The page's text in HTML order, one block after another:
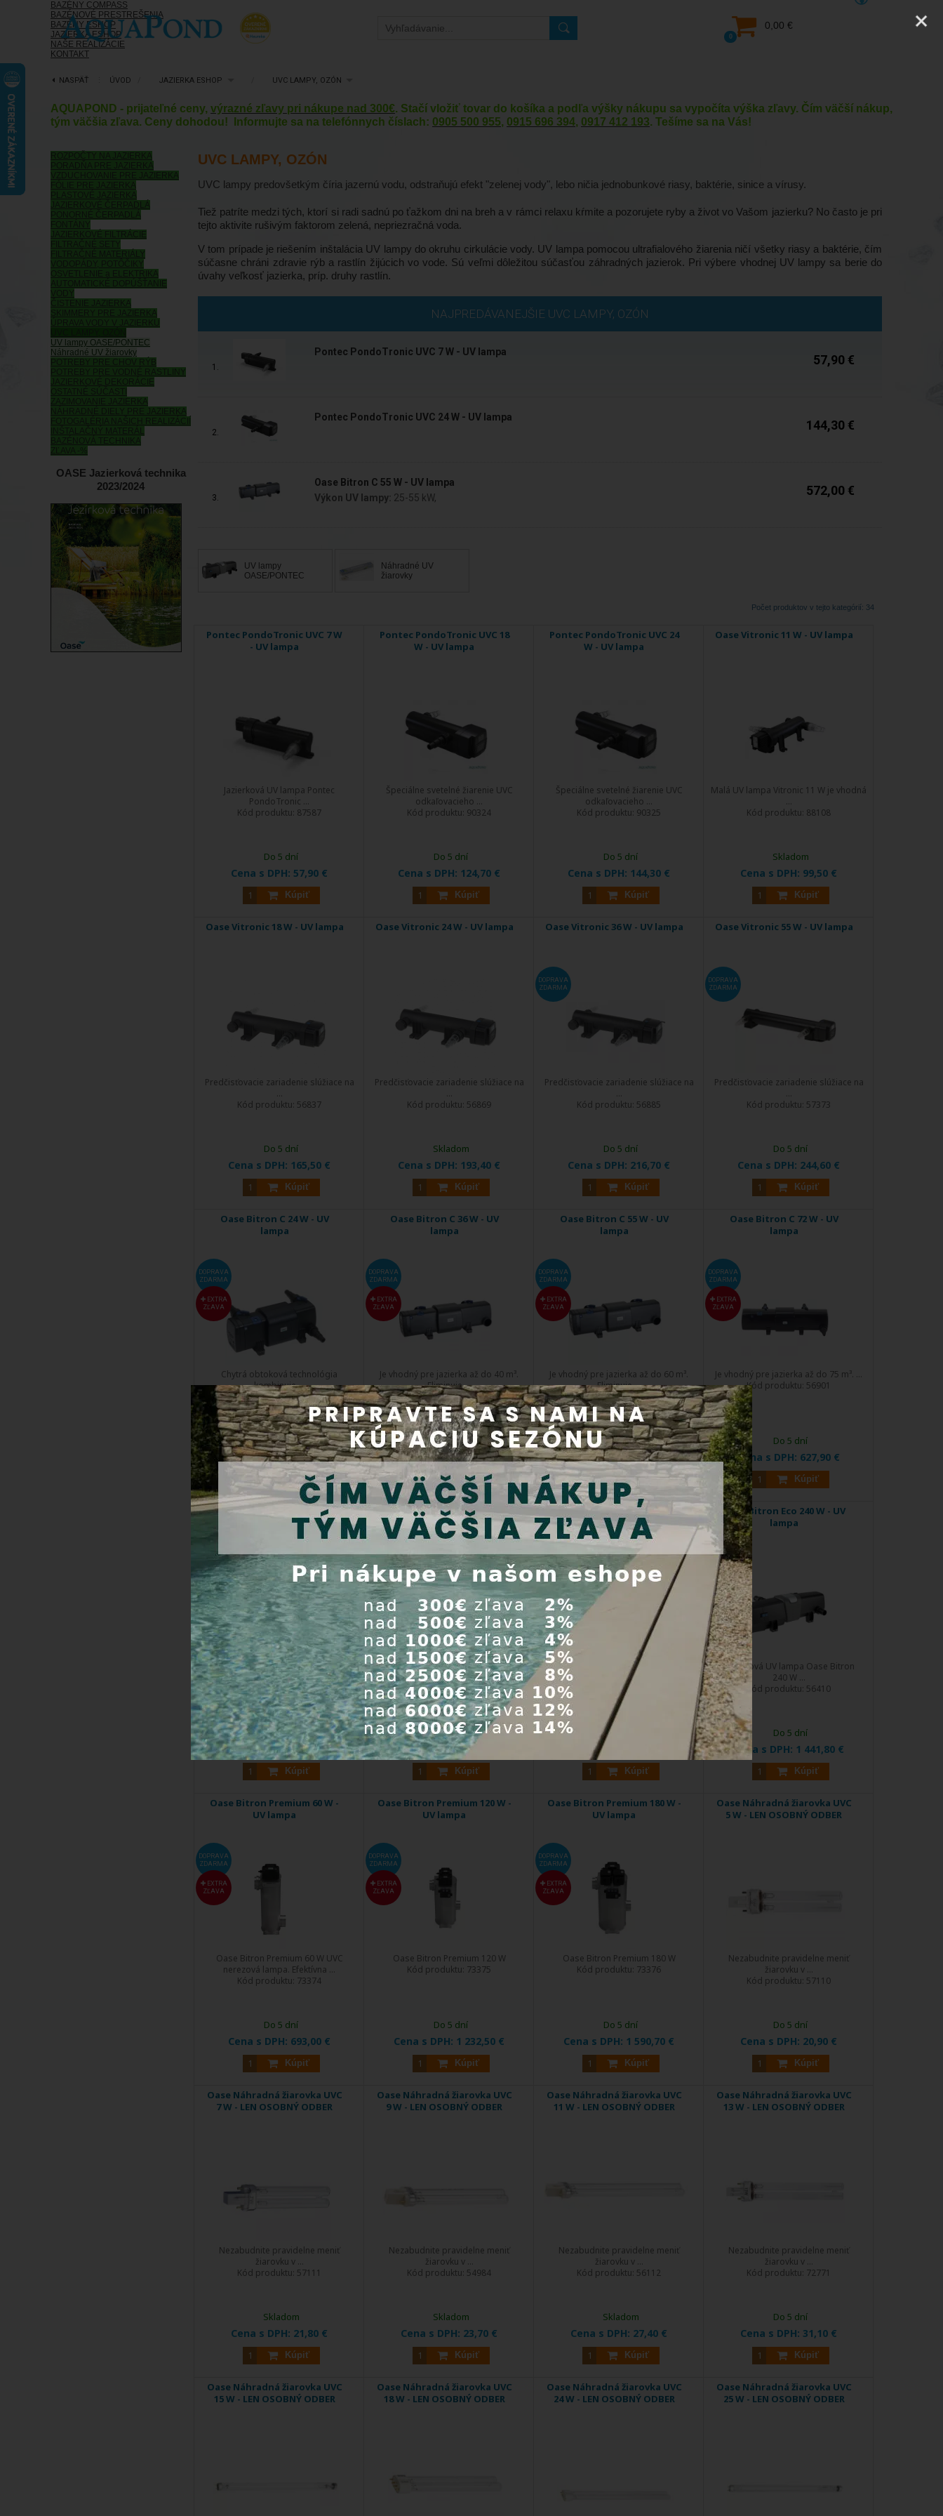
0,00 €
0
BAZÉNY COMPASS
BAZÉNOVÉ PRESTREŠENIA
BAZÉNY ESHOP
JAZIERKA ESHOP
NAŠE REALIZÁCIE
KONTAKT
NASPÄŤ ÚVOD JAZIERKA ESHOP UVC LAMPY, OZÓN
AQUAPOND - prijateľné ceny, výrazné zľavy pri nákupe nad 300€. Stačí vložiť tovar do košíka a podľa výšky nákupu sa vypočíta výška zľavy. Čím väčší nákup,
tým väčšia zľava. Ceny dohodou! Informujte sa na telefónnych číslach: 0905 500 955, 0915 696 394, 0917 412 193. Tešíme sa na Vás!
ROZPOČTY NA JAZIERKA
PORADŇA PRE JAZIERKA
VZDUCHOVANIE PRE JAZIERKA
FÓLIE PRE JAZIERKA
PLASTOVÉ JAZIERKA
JAZIERKOVÉ ČERPADLÁ
PONORNÉ ČERPADLÁ
FONTÁNY
JAZIERKOVÉ FILTRÁCIE
FILTRAČNÉ SETY
FILTRAČNÉ MATERIÁLY
VODOPÁDY, POTÔČIKY
OSVETLENIE a ELEKTRIKA
AUTOMATICKÉ DOPÚŠŤANIE
VODY
ČISTENIE JAZIERKA
SKIMMERY PRE JAZIERKA
ÚPRAVA VODY V JAZIERKU
UV lampy OASE/PONTEC
Náhradné UV žiarovky
POTREBY PRE CHOV RÝB
POTREBY PRE VODNÉ RASTLINY
JAZIERKOVÉ DEKORÁCIE
OSTATNÉ SÚČASTI
ZAZIMOVANIE JAZIERKA
NÁHRADNÉ DIELY PRE JAZIERKA
FOTOGALÉRIA NAŠICH REALIZÁCIÍ
INŠTALAČNÝ MATERÁL
BAZÉNOVÁ TECHNIKA
ZĽAVA -%
OASE Jazierková technika
2023/2024
UVC LAMPY, OZÓN
UVC lampy predovšetkým číria jazernú vodu, odstraňujú efekt "zelenej vody", lebo ničia jednobunkové riasy, baktérie, sinice a vírusy.
Tiež patríte medzi tých, ktorí si radi sadnú po ťažkom dni na breh a v rámci relaxu kŕmite a pozorujete ryby a život vo Vašom jazierku? No často je pri
tejto aktivite rušivým faktorom zelená, nepriezračná voda.
V tom prípade je riešením inštalácia UV lampy do okruhu cirkulácie vody. UV lampa pomocou ultrafialového žiarenia ničí všetky riasy a baktérie, čím
súčasne chráni zdravie rýb a rastlín žijúcich vo vode. Sú veľmi dôležitou súčasťou záhradných jazierok. Pri výbere vhodnej UV lampy sa berie do
úvahy veľkosť jazierka, príp. druhy rastlín.
NAJPREDÁVANEJŠIE UVC LAMPY, OZÓN
1.
Pontec PondoTronic UVC 7 W - UV lampa
57,90 €
2.
Pontec PondoTronic UVC 24 W - UV lampa
144,30 €
3.
Oase Bitron C 55 W - UV lampa
Výkon UV lampy: 25-55 kW, 572,00 €
UV lampy
OASE/PONTEC
Náhradné UV
žiarovky
Počet produktov v tejto kategórií: 34
Pontec PondoTronic UVC 7 W
- UV lampa
Jazierková UV lampa Pontec
PondoTronic ...
Kód produktu: 87587
Cena s DPH: 57,90 €
Kúpiť
Do 5 dní
Pontec PondoTronic UVC 18
W - UV lampa
Špeciálne svetelné žiarenie UVC
odkaľovacieho ...
Kód produktu: 90324
Cena s DPH: 124,70 €
Kúpiť
Do 5 dní
Pontec PondoTronic UVC 24
W - UV lampa
Špeciálne svetelné žiarenie UVC
odkaľovacieho ...
Kód produktu: 90325
Cena s DPH: 144,30 €
Kúpiť
Do 5 dní
Oase Vitronic 11 W - UV lampa
Malá UV lampa Vitronic 11 W je vhodná
Kód produktu: 88108
Cena s DPH: 99,50 €
Kúpiť
Skladom
Oase Vitronic 18 W - UV lampa
Predčisťovacie zariadenie slúžiace na
Kód produktu: 56837
Cena s DPH: 165,50 €
Kúpiť
Do 5 dní
Oase Vitronic 24 W - UV lampa
Predčisťovacie zariadenie slúžiace na
Kód produktu: 56869
Cena s DPH: 193,40 €
Kúpiť
Skladom
Oase Vitronic 36 W - UV lampa
DOPRAVA
ZDARMA
Predčisťovacie zariadenie slúžiace na
Kód produktu: 56885
Cena s DPH: 216,70 €
Kúpiť
Do 5 dní
Oase Vitronic 55 W - UV lampa
DOPRAVA
ZDARMA
Predčisťovacie zariadenie slúžiace na
Kód produktu: 57373
Cena s DPH: 244,60 €
Kúpiť
Do 5 dní
Oase Bitron C 24 W - UV
lampa
DOPRAVA
ZDARMA
EXTRA
ZĽAVA
Chytrá obtoková technológia
kombinuje ...
Kód produktu:56804
Cena s DPH:488,30 €
Kúpiť
Do 5 dní
Oase Bitron C 36 W - UV
lampa
DOPRAVA
ZDARMA
EXTRA
ZĽAVA
Je vhodný pre jazierka až do 40 m³.
Eliminuje ...
Kód produktu:56799
Cena s DPH:516,20 €
Kúpiť
Do 5 dní
Oase Bitron C 55 W - UV
lampa
DOPRAVA
ZDARMA
EXTRA
ZĽAVA
Je vhodný pre jazierka až do 60 m³.
Eliminuje ...
Kód produktu:56823
Cena s DPH: 572,00 €
Kúpiť
Do 5 dní
Oase Bitron C 72 W - UV
lampa
DOPRAVA
ZDARMA
EXTRA
ZĽAVA
Je vhodný pre jazierka až do 75 m³. ...
Kód produktu: 56901
Cena s DPH: 627,90 €
Kúpiť
Do 5 dní
Oase Bitron C 110 W - UV
DOPRAVA
ZDARMA
EXTRA
ZĽAVA
Je vhodný pre jazierka až do 110 m³. ...
Kód produktu:56902
Cena s DPH:739,50 €
Kúpiť
Do 5 dní
Oase Bitron Eco 120 W - UV
lampa
DOPRAVA
ZDARMA
EXTRA
ZĽAVA
Jazierková UV lampa Oase Bitron 120
W UVC ...
Kód produktu:56769
Cena s DPH:990,70 €
Kúpiť
Do 5 dní
Oase Bitron Eco 180 W - UV
lampa
DOPRAVA
ZDARMA
ZĽAVA
Jazierková UV lampa Oase Bitron 180
W UVC. ...
Kód produktu:
Cena s DPH:
Kúpiť
Do 5 dní
Oase Bitron Eco 240 W - UV
lampa
DOPRAVA
ZDARMA
EXTRA
ZĽAVA
Jazierková UV lampa Oase Bitron
240 W ...
Kód produktu: 56410
Cena s DPH: 1 441,80 €
Kúpiť
Do 5 dní
Oase Bitron Premium 60 W -
UV lampa
DOPRAVA
ZDARMA
EXTRA
ZĽAVA
Oase Bitron Premium 60 W UVC
nerezová lampa. Efektívna ...
Kód produktu: 73374
Cena s DPH: 693,00 €
Kúpiť
Do 5 dní
Oase Bitron Premium 120 W -
UV lampa
DOPRAVA
ZDARMA
EXTRA
ZĽAVA
Oase Bitron Premium 120 W
Kód produktu: 73375
Cena s DPH: 1 232,50 €
Kúpiť
Do 5 dní
Oase Bitron Premium 180 W -
UV lampa
DOPRAVA
ZDARMA
EXTRA
ZĽAVA
Oase Bitron Premium 180 W
Kód produktu: 73376
Cena s DPH: 1 590,70 €
Kúpiť
Do 5 dní
Oase Náhradná žiarovka UVC
5 W - LEN OSOBNÝ ODBER
Nezabudnite pravidelne meniť
žiarovku v ...
Kód produktu: 57110
Cena s DPH: 20,90 €
Kúpiť
Do 5 dní
Oase Náhradná žiarovka UVC
7 W - LEN OSOBNÝ ODBER
Nezabudnite pravidelne meniť
žiarovku v ...
Kód produktu: 57111
Cena s DPH: 21,80 €
Kúpiť
Skladom
Oase Náhradná žiarovka UVC
9 W - LEN OSOBNÝ ODBER
Nezabudnite pravidelne meniť
žiarovku v ...
Kód produktu: 54984
Cena s DPH: 23,70 €
Kúpiť
Skladom
Oase Náhradná žiarovka UVC
11 W - LEN OSOBNÝ ODBER
Nezabudnite pravidelne meniť
žiarovku v ...
Kód produktu: 56112
Cena s DPH: 27,40 €
Kúpiť
Skladom
Oase Náhradná žiarovka UVC
13 W - LEN OSOBNÝ ODBER
Nezabudnite pravidelne meniť
žiarovku v ...
Kód produktu: 72771
Cena s DPH: 31,10 €
Kúpiť
Do 5 dní
Oase Náhradná žiarovka UVC
15 W - LEN OSOBNÝ ODBER
Oase Náhradná žiarovka UVC
18 W - LEN OSOBNÝ ODBER
Oase Náhradná žiarovka UVC
24 W - LEN OSOBNÝ ODBER
Oase Náhradná žiarovka UVC
25 W - LEN OSOBNÝ ODBER